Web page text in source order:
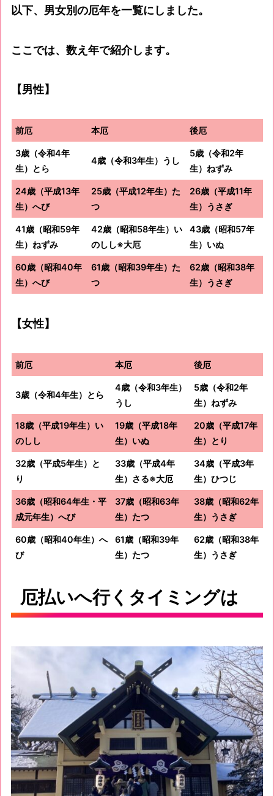
以下、男女別の厄年を一覧にしました。
ここでは、数え年で紹介します。
【男性】
前厄 本厄 後厄
3歳（令和4年
生）とら
4歳（令和3年生）うし
5歳（令和2年
生）ねずみ
24歳（平成13年
生）へび
25歳（平成12年生）た
つ
26歳（平成11年
生）うさぎ
41歳（昭和59年
生）ねずみ
42歳（昭和58年生）い
のしし※大厄
43歳（昭和57年
生）いぬ
60歳（昭和40年
生）へび
61歳（昭和39年生）た
つ
62歳（昭和38年
生）うさぎ
【女性】
前厄 本厄 後厄
3歳（令和4年生）とら
4歳（令和3年生）
うし
5歳（令和2年
生）ねずみ
18歳（平成19年生）い
のしし
19歳（平成18年
生）いぬ
20歳（平成17年
生）とり
32歳（平成5年生）と
り
33歳（平成4年
生）さる※大厄
34歳（平成3年
生）ひつじ
36歳（昭和64年生・平
成元年生）へび
37歳（昭和63年
生）たつ
38歳（昭和62年
生）うさぎ
60歳（昭和40年生）へ
び
61歳（昭和39年
生）たつ
62歳（昭和38年
生）うさぎ
厄払いへ行くタイミングは